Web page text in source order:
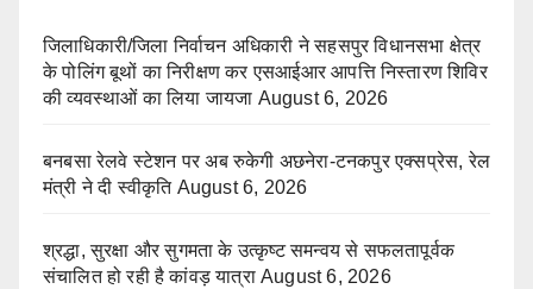
जिलाधिकारी/जिला निर्वाचन अधिकारी ने सहसपुर विधानसभा क्षेत्र
के पोलिंग बूथों का निरीक्षण कर एसआईआर आपत्ति निस्तारण शिविर
की व्यवस्थाओं का लिया जायजा August 6, 2026
बनबसा रेलवे स्टेशन पर अब रुकेगी अछनेरा-टनकपुर एक्सप्रेस, रेल
मंत्री ने दी स्वीकृति August 6, 2026
श्रद्धा, सुरक्षा और सुगमता के उत्कृष्ट समन्वय से सफलतापूर्वक
संचालित हो रही है कांवड़ यात्रा August 6, 2026